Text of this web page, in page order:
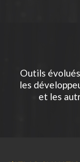
Outils
les
et les